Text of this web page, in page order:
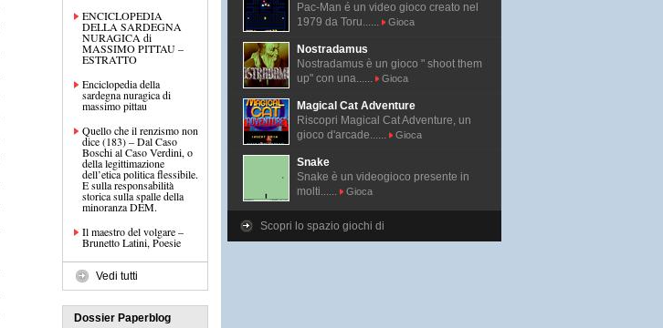
ENCICLOPEDIA
DELLA SARDEGNA
NURAGICA di
MASSIMO PITTAU –
ESTRATTO
Enciclopedia della
sardegna nuragica di
massimo pittau
Quello che il renzismo non
dice (183) – Dal Caso
Boschi al Caso Verdini, o
della legittimazione
dell’etica politica flessibile.
E sulla responsabilità
storica sulla spalle della
minoranza DEM.
Il maestro del volgare –
Brunetto Latini, Poesie
Vedi tutti
Dossier Paperblog
Pac-Man é un video gioco creato nel
1979 da Toru......
Gioca
Nostradamus
Nostradamus è un gioco " shoot them
up" con una......
Gioca
Magical Cat Adventure
Riscopri Magical Cat Adventure, un
gioco d'arcade......
Gioca
Snake
Snake è un videogioco presente in
molti......
Gioca
Scopri lo spazio giochi di